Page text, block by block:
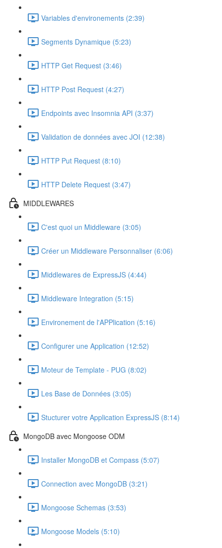
Variables d'environements (2:39)
Segments Dynamique (5:23)
HTTP Get Request (3:46)
HTTP Post Request (4:27)
Endpoints avec Insomnia API (3:37)
Validation de données avec JOI (12:38)
HTTP Put Request (8:10)
HTTP Delete Request (3:47)
MIDDLEWARES
C'est quoi un Middleware (3:05)
Créer un Middleware Personnaliser (6:06)
Middlewares de ExpressJS (4:44)
Middleware Integration (5:15)
Environement de l'APPlication (5:16)
Configurer une Application (12:52)
Moteur de Template - PUG (8:02)
Les Base de Données (3:05)
Stucturer votre Application ExpressJS (8:14)
MongoDB avec Mongoose ODM
Installer MongoDB et Compass (5:07)
Connection avec MongoDB (3:21)
Mongoose Schemas (3:53)
Mongoose Models (5:10)